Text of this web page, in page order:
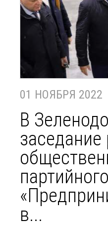
01 НОЯБРЯ 2022
В
заседание
в...